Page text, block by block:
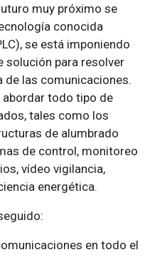
muy próximo se
conocida
se está imponiendo
solución para resolver
las comunicaciones.
todo tipo de
tales como los
de alumbrado
de control, monitoreo
vídeo vigilancia,
energética.
en todo el